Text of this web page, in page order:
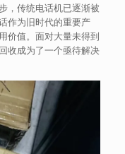
，传统电话机已逐渐被
作为旧时代的重要产
价值。面对大量未得到
收成为了一个亟待解决